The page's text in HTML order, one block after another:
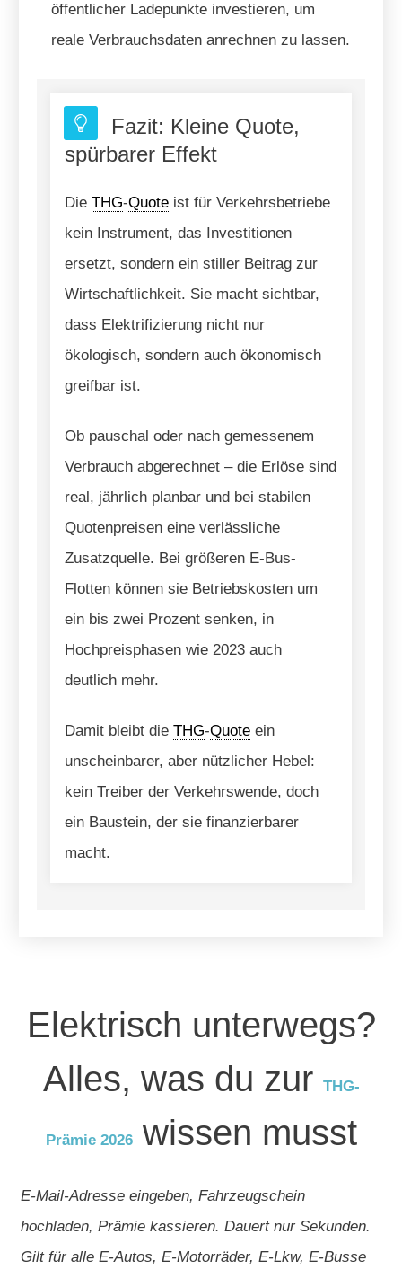
öffentlicher Ladepunkte investieren, um
reale Verbrauchsdaten anrechnen zu lassen.
Fazit: Kleine Quote,
spürbarer Effekt
Die THG-Quote ist für Verkehrsbetriebe
kein Instrument, das Investitionen
ersetzt, sondern ein stiller Beitrag zur
Wirtschaftlichkeit. Sie macht sichtbar,
dass Elektrifizierung nicht nur
ökologisch, sondern auch ökonomisch
greifbar ist.
Ob pauschal oder nach gemessenem
Verbrauch abgerechnet – die Erlöse sind
real, jährlich planbar und bei stabilen
Quotenpreisen eine verlässliche
Zusatzquelle. Bei größeren E-Bus-
Flotten können sie Betriebskosten um
ein bis zwei Prozent senken, in
Hochpreisphasen wie 2023 auch
deutlich mehr.
Damit bleibt die THG-Quote ein
unscheinbarer, aber nützlicher Hebel:
kein Treiber der Verkehrswende, doch
ein Baustein, der sie finanzierbarer
macht.
Elektrisch unterwegs?
Alles, was du zur THG-
Prämie 2026wissen musst
E-Mail-Adresse eingeben, Fahrzeugschein
hochladen, Prämie kassieren. Dauert nur Sekunden.
Gilt für alle E-Autos, E-Motorräder, E-Lkw, E-Busse